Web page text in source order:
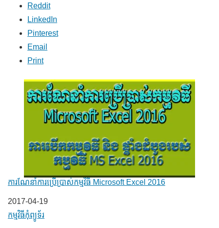
Reddit
LinkedIn
Pinterest
Email
Print
ការណែនាំការប្រើប្រាស់កម្មវិធី Microsoft Excel 2016
Date
2017-04-19
In relation to
កម្មវិធីកុំព្យូទ័រ